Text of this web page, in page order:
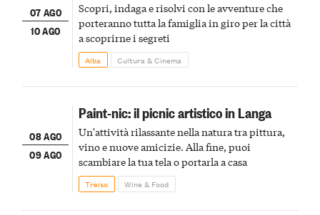
07 AGO
10 AGO
Scopri, indaga e risolvi con le avventure che
porteranno tutta la famiglia in giro per la città
a scoprirne i segreti
Alba Cultura & Cinema
08 AGO
09 AGO
Paint-nic: il picnic artistico in Langa
Un'attività rilassante nella natura tra pittura,
vino e nuove amicizie. Alla fine, puoi
scambiare la tua tela o portarla a casa
Treiso Wine & Food